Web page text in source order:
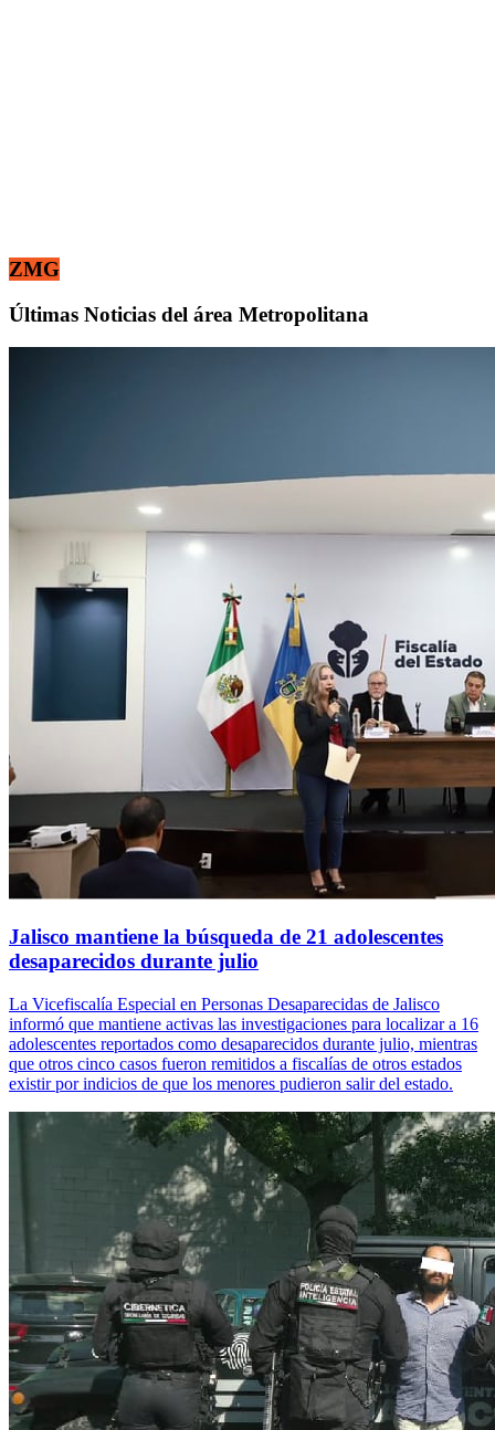
ZMG
Últimas Noticias del área Metropolitana
Jalisco mantiene la búsqueda de 21 adolescentes
desaparecidos durante julio
La Vicefiscalía Especial en Personas Desaparecidas de Jalisco
informó que mantiene activas las investigaciones para localizar a 16
adolescentes reportados como desaparecidos durante julio, mientras
que otros cinco casos fueron remitidos a fiscalías de otros estados
existir por indicios de que los menores pudieron salir del estado.